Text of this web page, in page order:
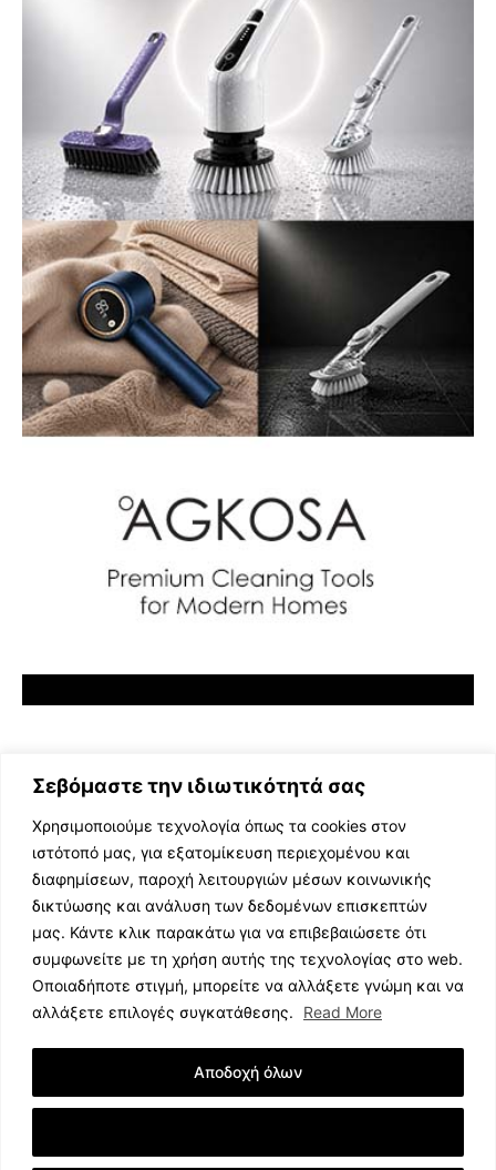
Σεβόμαστε την ιδιωτικότητά σας
Χρησιμοποιούμε τεχνολογία όπως τα cookies στον
ιστότοπό μας, για εξατομίκευση περιεχομένου και
διαφημίσεων, παροχή λειτουργιών μέσων κοινωνικής
δικτύωσης και ανάλυση των δεδομένων επισκεπτών
μας. Κάντε κλικ παρακάτω για να επιβεβαιώσετε ότι
συμφωνείτε με τη χρήση αυτής της τεχνολογίας στο web.
Οποιαδήποτε στιγμή, μπορείτε να αλλάξετε γνώμη και να
αλλάξετε επιλογές συγκατάθεσης.
Read More
Αποδοχή όλων
ΕΛΛΗΝΙΚΗ ΜΟΥΣΙΚΗ
TV SHOWS
EVENTS
ΘΕΑΤΡΟ
ΔΙΑΓΩΝΙΣΜΟΙ
STOA CULTURA
ΣΥΝΕΝΤΕΥΞΕΙΣ